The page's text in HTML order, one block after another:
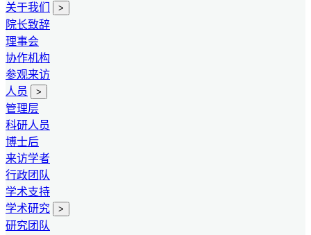
关于我们 >
院长致辞
理事会
协作机构
参观来访
人员
>
管理层
科研人员
博士后
来访学者
行政团队
学术支持
学术研究
>
研究团队